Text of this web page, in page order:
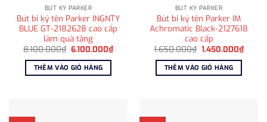
BÚT KÝ PARKER
Bút bi ký tên Parker INGNTY
BLUE GT-2182628 cao cấp
làm quà tặng
8.100.000₫ Giá
là:
8.100.000₫.
6.100.000₫Giá
hiện
6.100.000₫.
THÊM VÀO GIỎ HÀNG
BÚT KÝ PARKER
Bút bi ký tên Parker IM
Achromatic Black-2127618
cao cấp
1.650.000₫ Giá
là:
1.650.000₫.
1.450.000₫Giá
hiện
THÊM VÀO GIỎ HÀNG